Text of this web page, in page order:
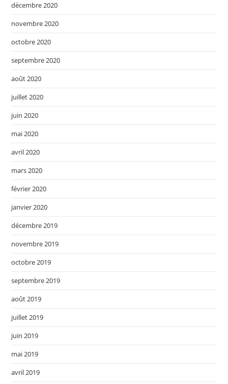
décembre 2020
novembre 2020
octobre 2020
septembre 2020
août 2020
juillet 2020
juin 2020
mai 2020
avril 2020
mars 2020
février 2020
janvier 2020
décembre 2019
novembre 2019
octobre 2019
septembre 2019
août 2019
juillet 2019
juin 2019
mai 2019
avril 2019